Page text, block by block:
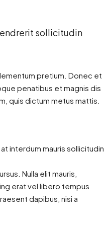
sollicitudin
pretium. Donec et
penatibus et magnis dis
quis dictum metus mattis.
interdum mauris sollicitudin
Nulla elit mauris,
erat vel libero tempus
dapibus, nisi a